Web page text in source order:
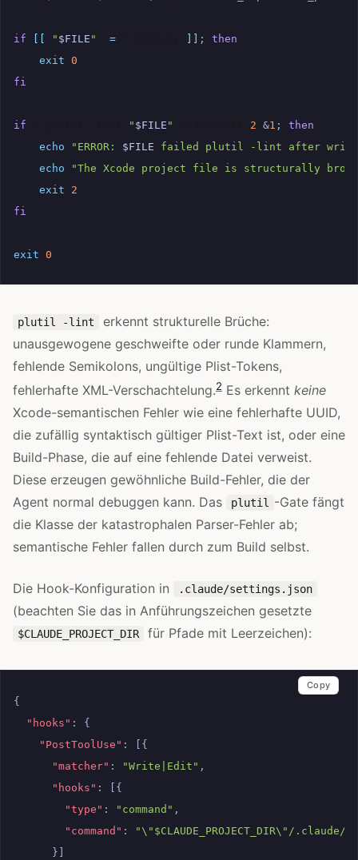
if [[ " $FILE " = ]] ;
then
exit 0
fi
if " $FILE " 2 &1 ;
then
echo
"ERROR: $FILE failed plutil -lint after
echo
"The Xcode project file is structurally
exit
2
fi
exit 0
plutil -lint
erkennt strukturelle Brüche:
unausgewogene geschweifte oder runde Klammern,
fehlende Semikolons, ungültige Plist-Tokens,
fehlerhafte XML-Verschachtelung.2 Es erkennt keine
Xcode-semantischen Fehler wie eine fehlerhafte UUID,
die zufällig syntaktisch gültiger Plist-Text ist, oder eine
Build-Phase, die auf eine fehlende Datei verweist.
Diese erzeugen gewöhnliche Build-Fehler, die der
Agent normal debuggen kann. Das
plutil
-Gate fängt
die Klasse der katastrophalen Parser-Fehler ab;
semantische Fehler fallen durch zum Build selbst.
Die Hook-Konfiguration in .claude/settings.json
(beachten Sie das in Anführungszeichen gesetzte
$CLAUDE_PROJECT_DIR für Pfade mit Leerzeichen):
{
"hooks" :
{
"PostToolUse" :
[{
"matcher" : "Write|Edit" ,
"hooks" :
[{
"type" : "command" ,
"command" :
"\"$CLAUDE_PROJECT_DIR\"/
}]
Copy